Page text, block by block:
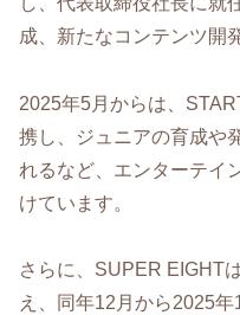
成、新たなコンテンツ開
2025年5月からは、
携し、ジュニアの育成や
れるなど、エンターテイ
けています。
さらに、SUPER EIGHT
え、同年12月から2025